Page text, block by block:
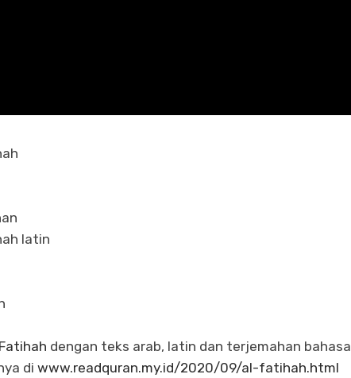
latin
dengan teks arab, latin dan terjemahan bahasa
di www.readquran.my.id/2020/09/al-fatihah.html